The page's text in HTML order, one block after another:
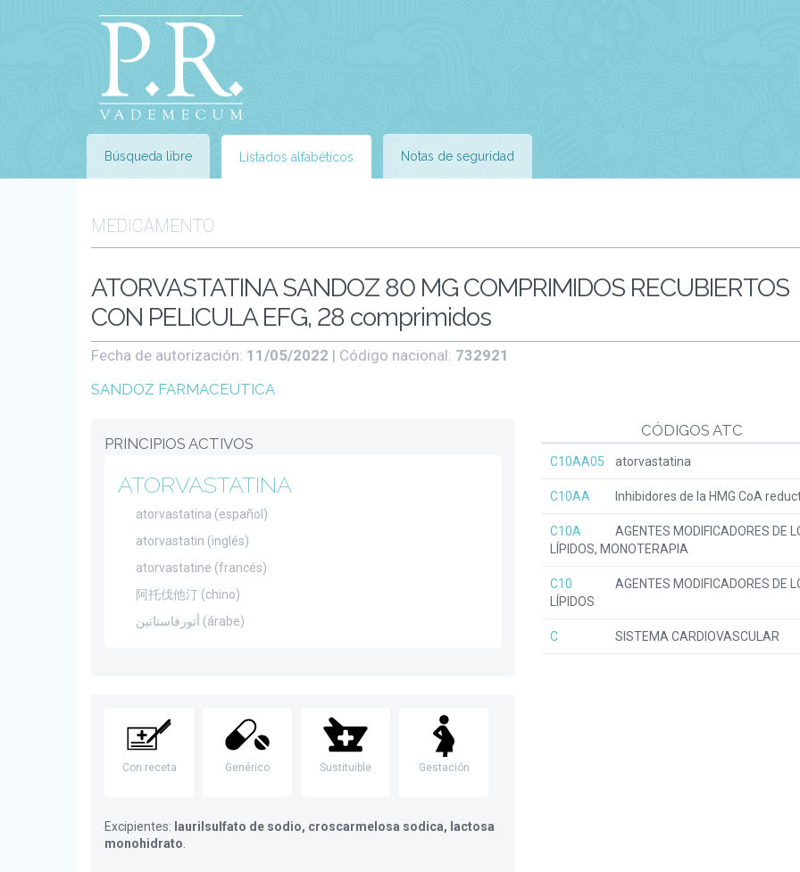
Búsqueda libre Listados alfabéticos Notas de seguridad
MEDICAMENTO
ATORVASTATINA SANDOZ 80 MG COMPRIMIDOS RECUBIERTOS
CON PELICULA EFG, 28 comprimidos
Fecha de autorización: 11/05/2022 | Código nacional: 732921
SANDOZ FARMACEUTICA
CÓDIGOS ATC
C10AA05 atorvastatina
C10AA Inhibidores de la HMG CoA
C10A
AGENTES MODIFICADORES DE
LÍPIDOS, MONOTERAPIA
C10
AGENTES MODIFICADORES DE
LÍPIDOS
C SISTEMA CARDIOVASCULAR
PRINCIPIOS ACTIVOS
ATORVASTATINA
atorvastatina (español)
atorvastatin (inglés)
atorvastatine (francés)
阿托伐他汀 (chino)
أتورفاستاتين (árabe)
Con receta Genérico Sustituible Gestación
Excipientes: laurilsulfato de sodio, croscarmelosa sodica, lactosa
monohidrato